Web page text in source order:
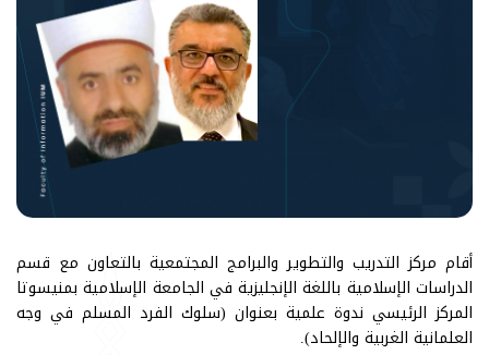
أقام مركز التدريب والتطوير والبرامج المجتمعية بالتعاون مع قسم
الدراسات الإسلامية باللغة الإنجليزية في الجامعة الإسلامية بمنيسوتا
المركز الرئيسي ندوة علمية بعنوان (سلوك الفرد المسلم في وجه
العلمانية الغربية والإلحاد).